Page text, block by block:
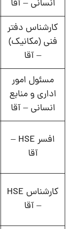
انسانی – آقا
کارشناس دفتر
فنی (مکانیک)
– آقا
مسئول امور
اداری و منابع
انسانی – آقا
افسر HSE –
آقا
کارشناس HSE
– آقا